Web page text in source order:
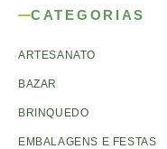
CATEGORIAS
ARTESANATO
BAZAR
BRINQUEDO
EMBALAGENS E FESTAS